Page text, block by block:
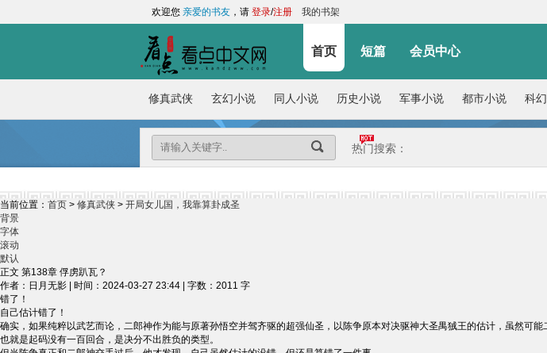
欢迎您 亲爱的书友 ，请 登录/注册 我的书架
首页 短篇 会员中心
修真武侠 玄幻小说 同人小说 历史小说 军事小说 都市小说 科
热门搜索：
当前位置： 首页 > 修真武侠 > 开局女儿国，我靠算卦成圣
背景
字体
滚动
默认
正文 第138章 俘虏趴瓦？
作者：日月无影 | 时间：2024-03-27 23:44 | 字数：2011 字
错了！
自己估计错了！
确实，如果纯粹以武艺而论，二郎神作为能与原著孙悟空并驾齐驱的超强仙圣，以陈争原本对决驱神大圣禺狨王的估计，虽然可能
也就是起码没有一百回合，是决分不出胜负的类型。